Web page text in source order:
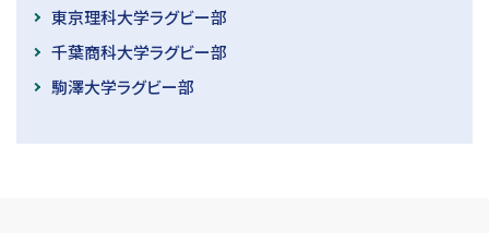
東京理科大学ラグビー部
千葉商科大学ラグビー部
駒澤大学ラグビー部